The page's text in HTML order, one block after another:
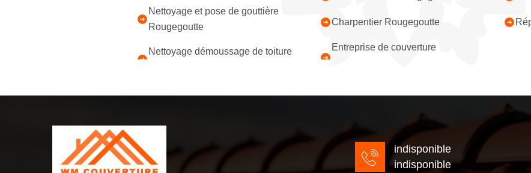
Nettoyage et pose de gouttière
Rougegoutte
Nettoyage démoussage de toiture
Charpentier Rougegoutte
Entreprise de couverture
indisponible
indisponible